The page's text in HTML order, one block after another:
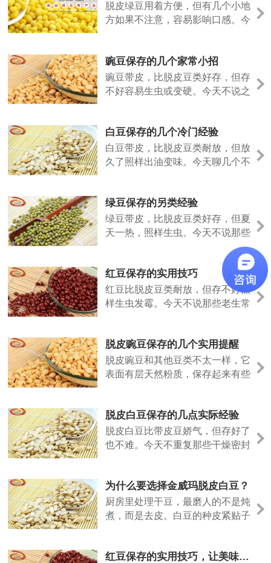
脱皮绿豆用着方便，但有几个小地
方如果不注意，容易影响口感。今
豌豆保存的几个家常小招
豌豆带皮，比脱皮豆类好存，但存
不好容易生虫或变硬。今天不说之
白豆保存的几个冷门经验
白豆带皮，比脱皮豆类耐放，但放
久了照样出油变味。今天聊几个不
绿豆保存的另类经验
绿豆带皮，比脱皮豆类好存，但夏
天一热，照样生虫。今天不说那些
老话，聊几个实际用过的小招。
红豆保存的实用技巧
红豆比脱皮豆类耐放，但存不好照
样生虫发霉。今天不说那些老生常
脱皮豌豆保存的几个实用提醒
脱皮豌豆和其他豆类不太一样，它
表面有层天然粉质，保存起来有些
脱皮白豆保存的几点实际经验
脱皮白豆比带皮豆娇气，但存好了
也不难。今天不重复那些干燥密封
为什么要选择金威玛脱皮白豆？
厨房里处理干豆，最磨人的不是炖
煮，而是去皮。白豆的种皮紧贴子
豆，就是把这道工序留在工厂，让
红豆保存的实用技巧，让美味更长久